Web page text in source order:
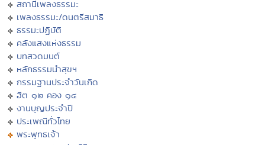
สถานีเพลงธรรมะ
เพลงธรรมะ/ดนตรีสมาธิ
ธรรมะปฏิบัติ
คลังแสงแห่งธรรม
บทสวดมนต์
หลักธรรมนำสุขฯ
กรรมฐานประจำวันเกิด
ฮีต ๑๒ คอง ๑๔
งานบุญประจำปี
ประเพณีทั่วไทย
พระพุทธเจ้า